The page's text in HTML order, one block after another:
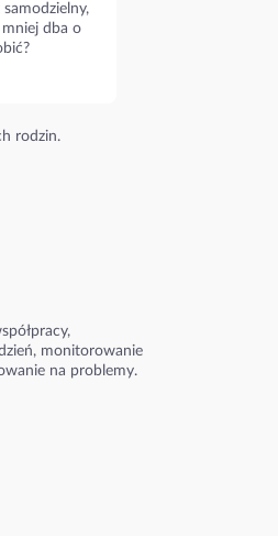
samodzielny,
dba o
rodzin.
monitorowanie
na problemy.